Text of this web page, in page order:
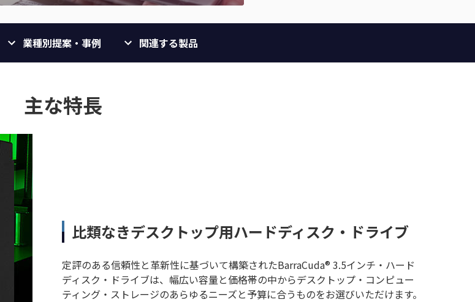
業種別提案・事例 関連する製品
主な特長
比類なきデスクトップ用ハードディスク・ドライブ
定評のある信頼性と革新性に基づいて構築されたBarraCuda® 3.5インチ・ハード
ディスク・ドライブは、幅広い容量と価格帯の中からデスクトップ・コンピュー
ティング・ストレージのあらゆるニーズと予算に合うものをお選びいただけます。